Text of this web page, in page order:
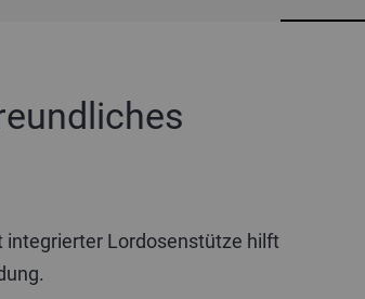
integrierter Lordosenstütze hilft